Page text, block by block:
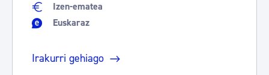
Izen-ematea
Euskaraz
Irakurri gehiago